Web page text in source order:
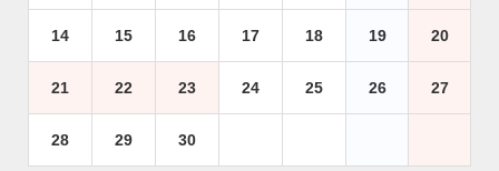
14 15 16 17 18 19 20
21 22 23 24 25 26 27
28 29 30